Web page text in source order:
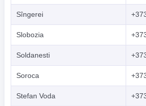
Sîngerei
Slobozia
Soldanesti
Soroca
Stefan Voda